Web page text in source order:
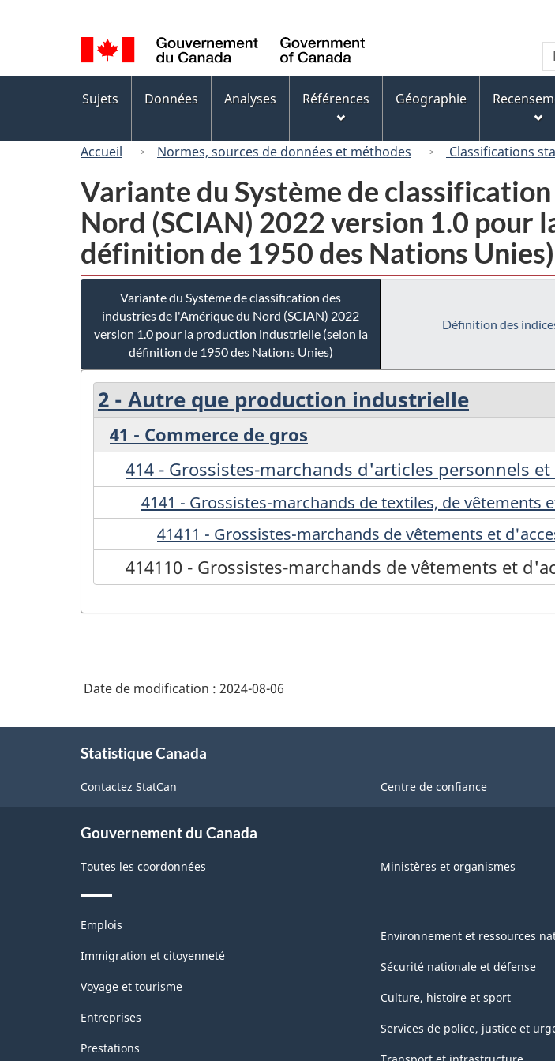
au
« À
de
ce
de
la
langue
Canada
des
Sujets Données Analyses Références Géographie
Accueil Normes, sources de données et méthodes Classifications
Variante du Système de
Nord (SCIAN) 2022 version 1.0
définition de 1950 des Nations Unies)
Variante du Système de classification des
industries de l'Amérique du Nord (SCIAN) 2022
version 1.0 pour la production industrielle (selon la
définition de 1950 des Nations Unies)
Définition des
2 - Autre que production industrielle
41 - Commerce de gros
414 - Grossistes-marchands d'articles personnels
4141 - Grossistes-marchands de textiles, de vêtements
41411 - Grossistes-marchands de vêtements et
414110 - Grossistes-marchands de vêtements et
Date de modification : 2024-08-06
Statistique Canada
Contactez StatCan Centre de confiance
Gouvernement du Canada
Toutes les coordonnées Ministères et organismes
Thèmes
sujets
Emplois
Immigration et citoyenneté
Voyage et tourisme
Entreprises
Prestations
Environnement et ressources
Sécurité nationale et défense
Culture, histoire et sport
Services de police, justice et